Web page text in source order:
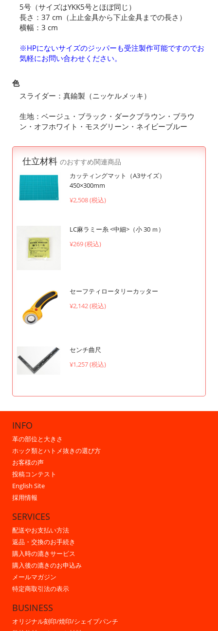
5号（サイズはYKK5号とほぼ同じ）
長さ：37 cm（上止金具から下止金具までの長さ）
横幅：3 cm
※HPにないサイズのジッパーも受注製作可能ですのでお
気軽にお問い合わせください。
色
スライダー：真鍮製（ニッケルメッキ）
生地：ベージュ・ブラック・ダークブラウン・ブラウ
ン・オフホワイト・モスグリーン・ネイビーブルー
仕立材料 のおすすめ関連商品
カッティングマット（A3サイズ）
450×300mm
¥2,508 (税込)
LC麻ラミー糸 <中細>（小 30 ｍ）
¥269 (税込)
セーフティロータリーカッター
¥2,142 (税込)
センチ曲尺
¥1,257 (税込)
INFO
革の部位と大きさ
ホック類とハトメ抜きの選び方
お客様の声
投稿コンテスト
English Site
採用情報
SERVICES
配送やお支払い方法
返品・交換のお手続き
購入時の漉きサービス
購入後の漉きのお申込み
メールマガジン
特定商取引法の表示
BUSINESS
オリジナル刻印/焼印/シェイプパンチ